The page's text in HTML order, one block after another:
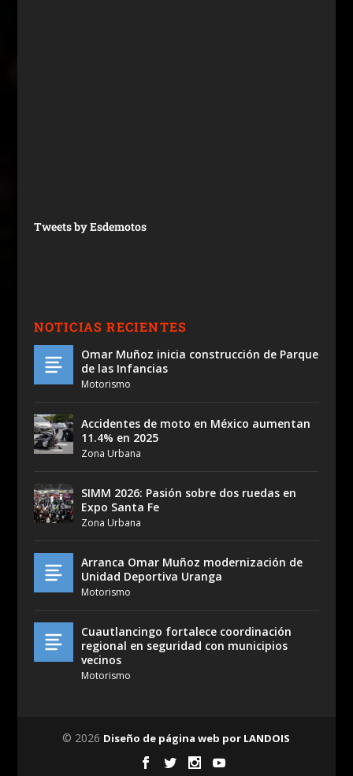
Tweets by Esdemotos
NOTICIAS RECIENTES
Omar Muñoz inicia construcción de Parque
de las Infancias
Motorismo
Accidentes de moto en México aumentan
11.4% en 2025
Zona Urbana
SIMM 2026: Pasión sobre dos ruedas en
Expo Santa Fe
Zona Urbana
Arranca Omar Muñoz modernización de
Unidad Deportiva Uranga
Motorismo
Cuautlancingo fortalece coordinación
regional en seguridad con municipios
vecinos
Motorismo
© 2026 Diseño de página web por LANDOIS